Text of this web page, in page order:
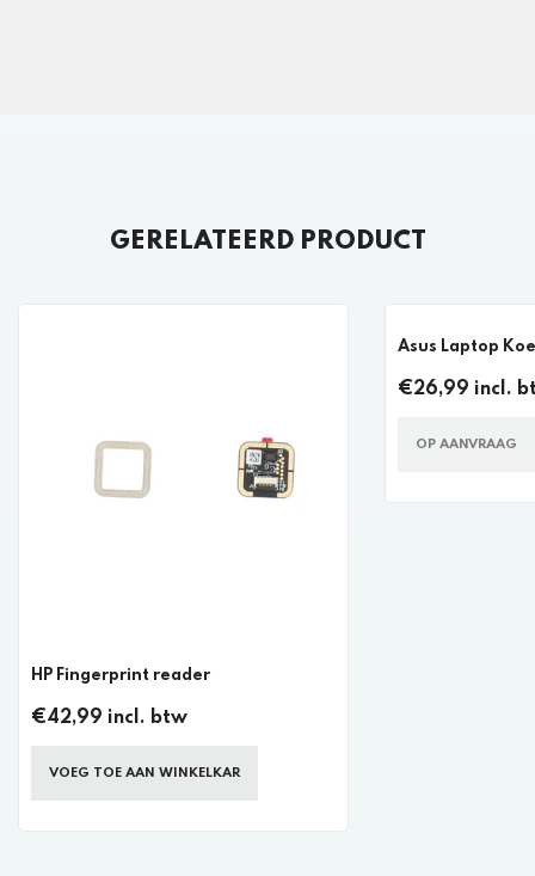
GERELATEERD PRODUCT
HP Fingerprint reader
€42,99 incl. btw
VOEG TOE AAN WINKELKAR
Asus Laptop
€26,99 incl.
OP AANVRAAG